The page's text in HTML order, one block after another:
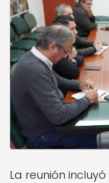
La reunión